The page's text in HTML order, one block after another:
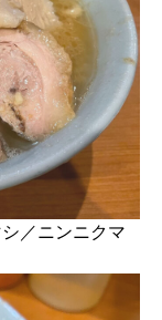
／ニンニクマ